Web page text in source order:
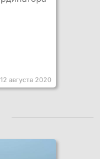
12 августа 2020